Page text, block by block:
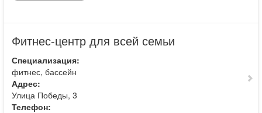
Фитнес-центр для всей семьи
Специализация:
фитнес, бассейн
Адрес:
Улица Победы, 3
Телефон: